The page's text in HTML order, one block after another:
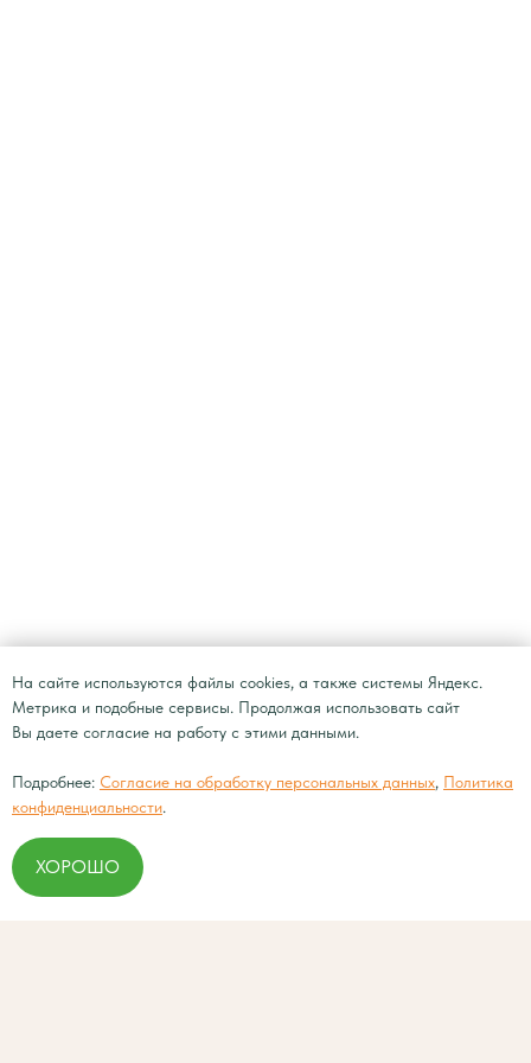
На сайте используются файлы cookies, а также системы Яндекс.
Метрика и подобные сервисы. Продолжая использовать сайт
Вы даете согласие на работу с этими данными.
Подробнее: Согласие на обработку персональных данных, Политика
конфиденциальности.
ХОРОШО